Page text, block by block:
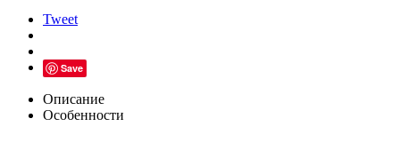
Tweet
Save
Описание
Особенности